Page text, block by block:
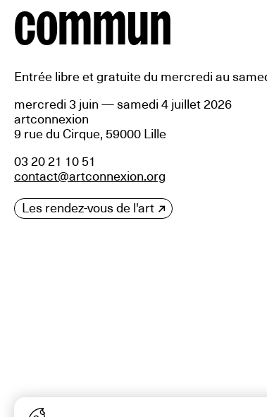
commun
Entrée libre et gratuite du mercredi au
mercredi 3 juin — samedi 4 juillet 2026
artconnexion
9 rue du Cirque, 59000 Lille
03 20 21 10 51
contact@artconnexion.org
Les rendez-vous de l'art